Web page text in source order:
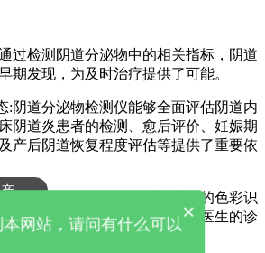
过检测阴道分泌物中的相关指标，阴道
期发现，为及时治疗提供了可能。
:阴道分泌物检测仪能够全面评估阴道内
阴道炎患者的检测、愈后评价、妊娠期
产后阴道恢复程度评估等提供了重要依
动阴道分泌物检测仪采用先进的色彩识
测结果的准确性和重复性，为医生的诊
可以介绍下你们的产品么
×
网站，请问有什么可以